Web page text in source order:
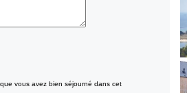
vous avez bien séjourné dans cet